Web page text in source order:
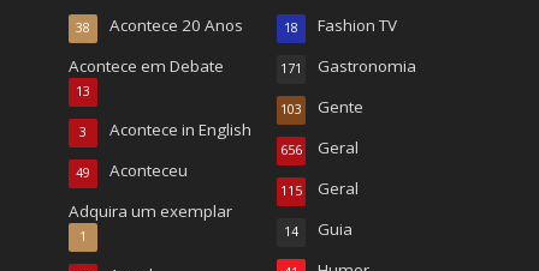
Acontece 20 Anos
38
Acontece em Debate
13
Acontece in English
3
Aconteceu
49
Adquira um exemplar
1
Fashion TV
18
Gastronomia
171
Gente
103
Geral
656
Geral
115
Guia
14